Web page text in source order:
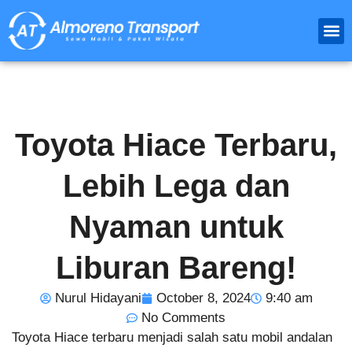
Toyota Hiace Terbaru,
Lebih Lega dan
Nyaman untuk
Liburan Bareng!
Nurul Hidayani October 8, 2024
9:40 am
No Comments
Toyota Hiace terbaru menjadi salah satu mobil andalan